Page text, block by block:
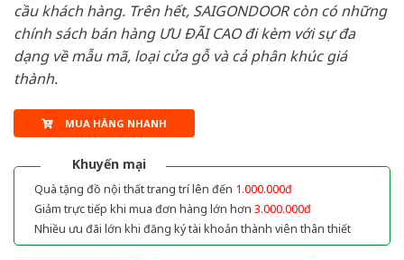
cầu khách hàng. Trên hết, SAIGONDOOR còn có những
chính sách bán hàng ƯU ĐÃI CAO đi kèm với sự đa
dạng về mẫu mã, loại cửa gỗ và cả phân khúc giá
thành.
MUA HÀNG NHANH
Khuyến mại
Quà tặng đồ nội thất trang trí lên đến 1.000.000đ
Giảm trực tiếp khi mua đơn hàng lớn hơn 3.000.000đ
Nhiều ưu đãi lớn khi đăng ký tài khoản thành viên thân thiết